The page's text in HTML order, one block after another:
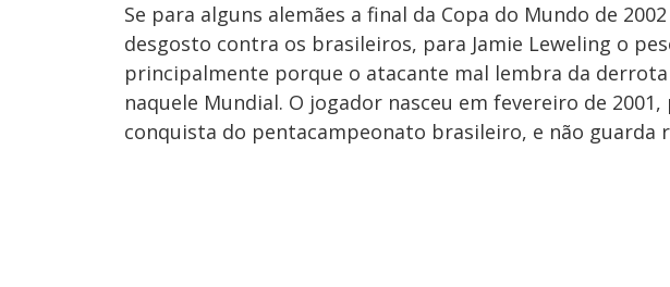
Se para alguns alemães a final da Copa do Mundo de
desgosto contra os brasileiros, para Jamie Leweling o
principalmente porque o atacante mal lembra da
naquele Mundial. O jogador nasceu em fevereiro de
conquista do pentacampeonato brasileiro, e não guarda